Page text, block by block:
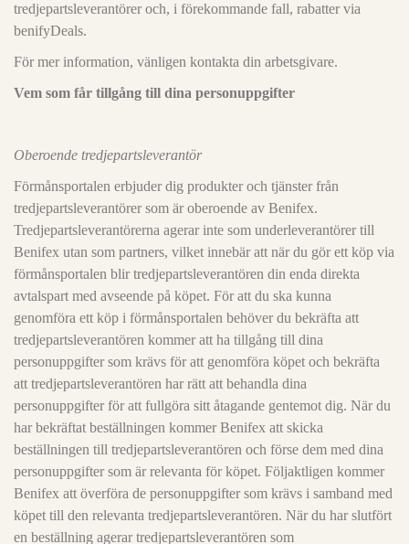
tredjepartsleverantörer och, i förekommande fall, rabatter via
benifyDeals.
För mer information, vänligen kontakta din arbetsgivare.
Vem som får tillgång till dina personuppgifter
Oberoende tredjepartsleverantör
Förmånsportalen erbjuder dig produkter och tjänster från
tredjepartsleverantörer som är oberoende av Benifex.
Tredjepartsleverantörerna agerar inte som underleverantörer till
Benifex utan som partners, vilket innebär att när du gör ett köp via
förmånsportalen blir tredjepartsleverantören din enda direkta
avtalspart med avseende på köpet. För att du ska kunna
genomföra ett köp i förmånsportalen behöver du bekräfta att
tredjepartsleverantören kommer att ha tillgång till dina
personuppgifter som krävs för att genomföra köpet och bekräfta
att tredjepartsleverantören har rätt att behandla dina
personuppgifter för att fullgöra sitt åtagande gentemot dig. När du
har bekräftat beställningen kommer Benifex att skicka
beställningen till tredjepartsleverantören och förse dem med dina
personuppgifter som är relevanta för köpet. Följaktligen kommer
Benifex att överföra de personuppgifter som krävs i samband med
köpet till den relevanta tredjepartsleverantören. När du har slutfört
en beställning agerar tredjepartsleverantören som